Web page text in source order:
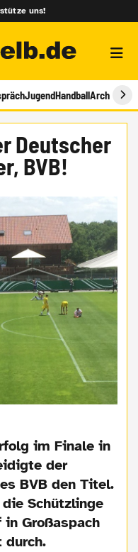
uns!
JugendHandballArchiv
Deutscher
BVB!
im Finale in
der
BVB den Titel.
Schützlinge
in Großaspach
durch.